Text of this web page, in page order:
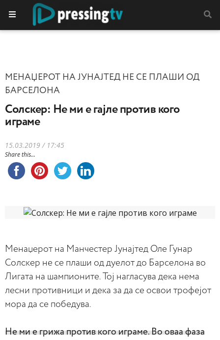
МЕНАЏЕРОТ НА ЈУНАЈТЕД НЕ СЕ ПЛАШИ ОД
БАРСЕЛОНА
Солскер: Не ми е гајле против кого
играме
15.03.2019 / 17:45
Share this...
Менаџерот на Манчестер Јунајтед Оле Гунар
Солскер не се плаши од дуелот до Барселона во
Лигата на шампионите. Тој нагласува дека нема
лесни противници и дека за да се освои трофејот
мора да се победува.
Не ми е грижа против кого играме. Во оваа фаза